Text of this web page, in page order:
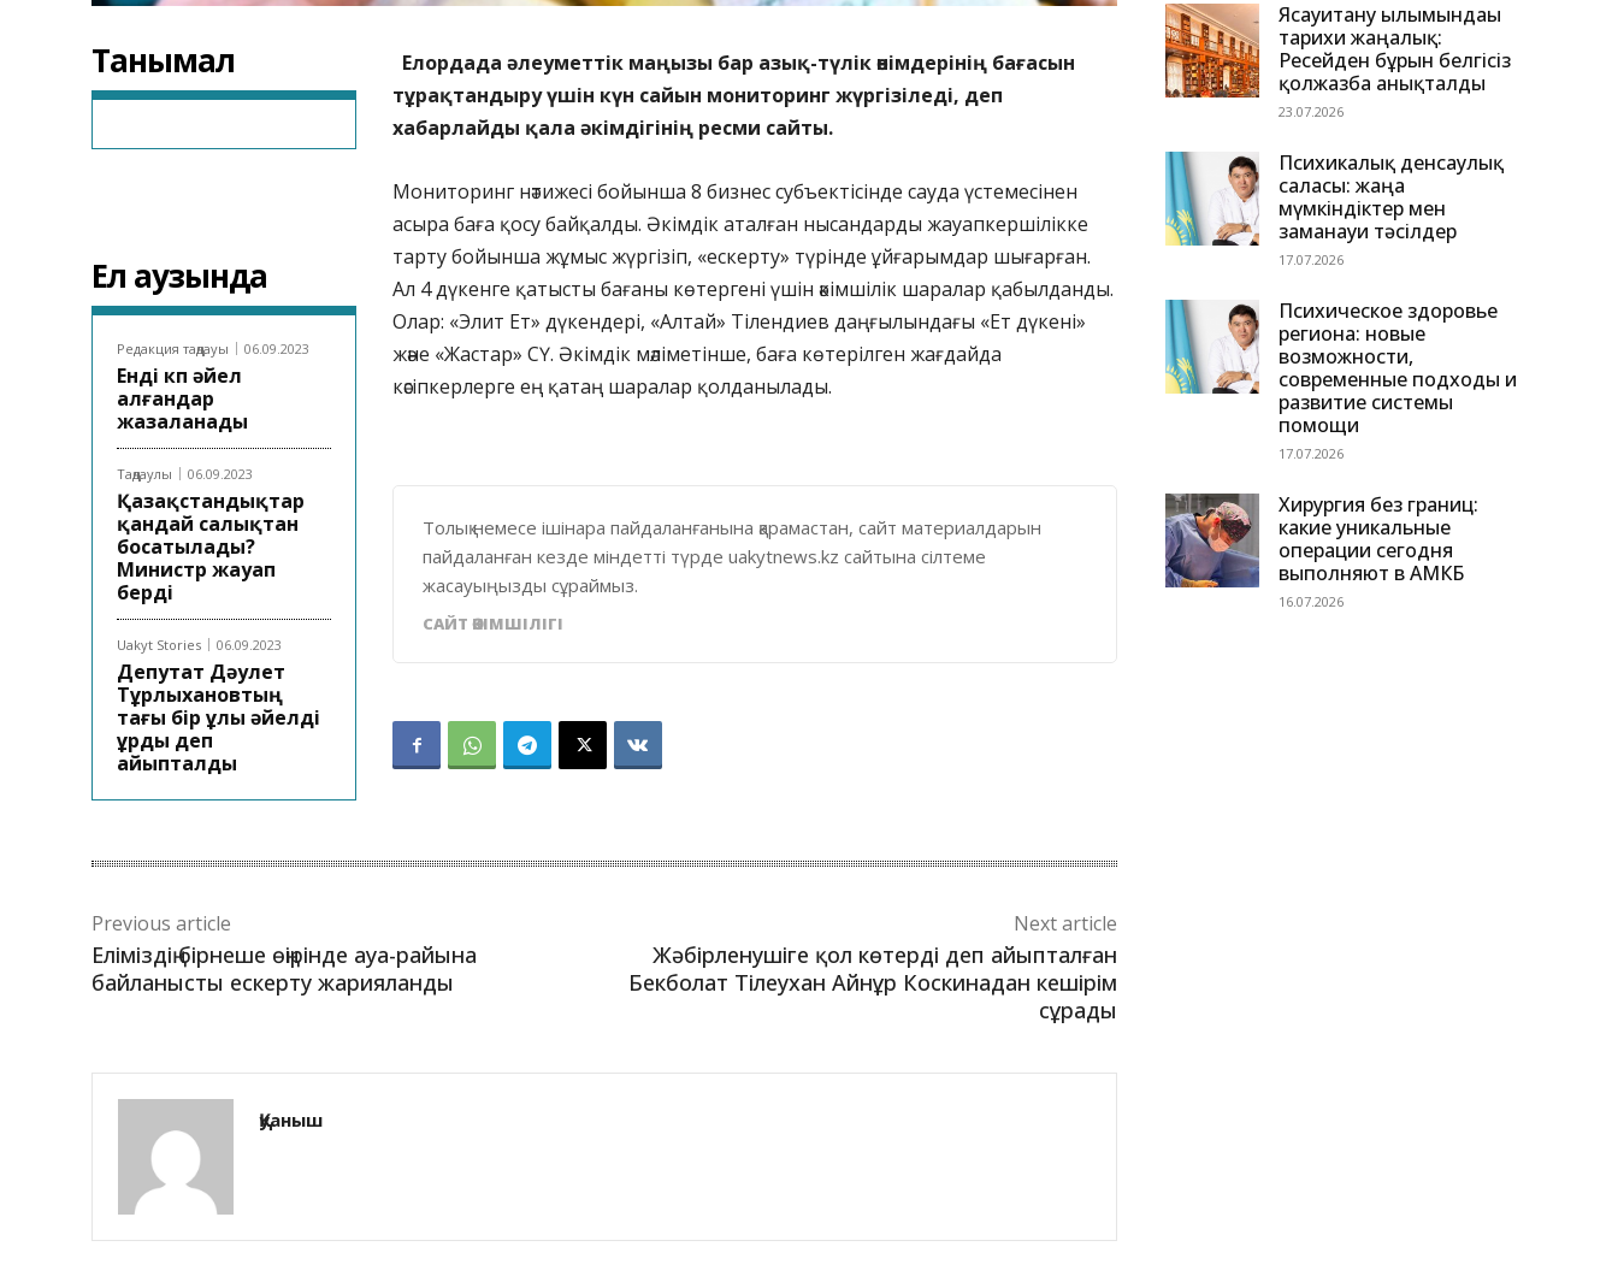
Танымал
Ел аузында
Редакция таңдауы 06.09.2023
Енді көп әйел
алғандар
жазаланады
Таңдаулы 06.09.2023
Қазақстандықтар
қандай салықтан
босатылады?
Министр жауап
берді
Uakyt Stories 06.09.2023
Депутат Дәулет
Тұрлыхановтың
тағы бір ұлы әйелді
ұрды деп
айыпталды
Елордада әлеуметтік маңызы бар азық-түлік өнімдерінің бағасын
тұрақтандыру үшін күн сайын мониторинг жүргізіледі, деп
хабарлайды қала әкімдігінің ресми сайты.
Мониторинг нәтижесі бойынша 8 бизнес субъектісінде сауда үстемесінен
асыра баға қосу байқалды. Әкімдік аталған нысандарды жауапкершілікке
тарту бойынша жұмыс жүргізіп, «ескерту» түрінде ұйғарымдар шығарған.
Ал 4 дүкенге қатысты бағаны көтергені үшін әкімшілік шаралар қабылданды.
Олар: «Элит Ет» дүкендері, «Алтай» Тілендиев даңғылындағы «Ет дүкені»
және «Жастар» СҮ. Әкімдік мәліметінше, баға көтерілген жағдайда
кәсіпкерлерге ең қатаң шаралар қолданылады.
Толық немесе ішінара пайдаланғанына қарамастан, сайт материалдарын
пайдаланған кезде міндетті түрде uakytnews.kz сайтына сілтеме
жасауыңызды сұраймыз.
САЙТ ӘКІМШІЛІГІ
Previous article
Еліміздің бірнеше өңірінде ауа-райына
байланысты ескерту жарияланды
Next article
Жәбірленушіге қол көтерді деп айыпталған
Бекболат Тілеухан Айнұр Коскинадан кешірім
сұрады
Қуаныш
Ясауитану ғылымындағы
тарихи жаңалық:
Ресейден бұрын белгісіз
қолжазба анықталды
23.07.2026
Психикалық денсаулық
саласы: жаңа
мүмкіндіктер мен
заманауи тәсілдер
17.07.2026
Психическое здоровье
региона: новые
возможности,
современные подходы и
развитие системы
помощи
17.07.2026
Хирургия без границ:
какие уникальные
операции сегодня
выполняют в АМКБ
16.07.2026